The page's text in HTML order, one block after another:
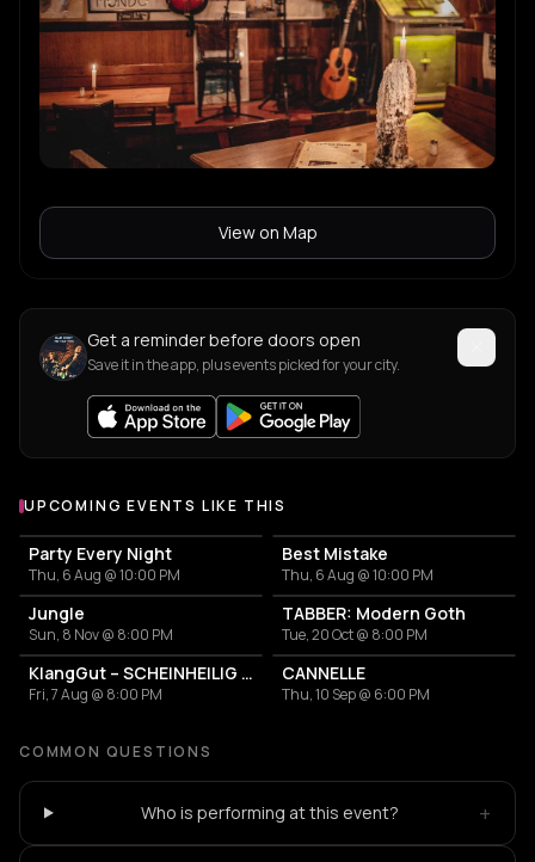
View on Map
Get a reminder before doors open
Save it in the app, plus events picked for your city.
UPCOMING EVENTS LIKE THIS
Party Every Night
Thu, 6 Aug @ 10:00 PM
Best Mistake
Thu, 6 Aug @ 10:00 PM
Jungle
Sun, 8 Nov @ 8:00 PM
TABBER: Modern Goth
Tue, 20 Oct @ 8:00 PM
KlangGut – SCHEINHEILIG - Die Unheilig-Tribute-Show
Fri, 7 Aug @ 8:00 PM
CANNELLE
Thu, 10 Sep @ 6:00 PM
COMMON QUESTIONS
Who is performing at this event? +